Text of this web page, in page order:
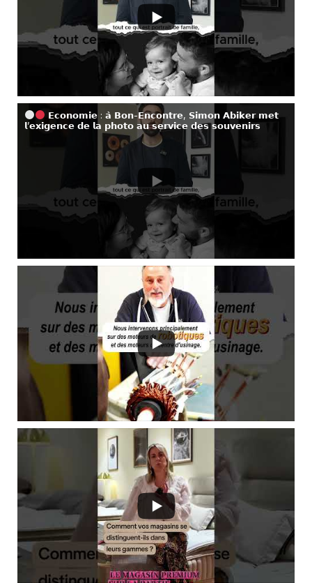
𝗘𝗰𝗼𝗻𝗼𝗺𝗶𝗲 : 𝗮̀ 𝗕𝗼𝗻-𝗘𝗻𝗰𝗼𝗻𝘁𝗿𝗲, 𝗦𝗶𝗺𝗼𝗻 𝗔𝗯𝗶𝗸𝗲𝗿 𝗺𝗲𝘁
𝗹’𝗲𝘅𝗶𝗴𝗲𝗻𝗰𝗲 𝗱𝗲 𝗹𝗮 𝗽𝗵𝗼𝘁𝗼 𝗮𝘂 𝘀𝗲𝗿𝘃𝗶𝗰𝗲 𝗱𝗲𝘀 𝘀𝗼𝘂𝘃𝗲𝗻𝗶𝗿𝘀